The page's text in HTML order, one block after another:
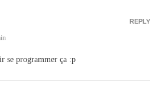
se programmer ça :p
REPLY